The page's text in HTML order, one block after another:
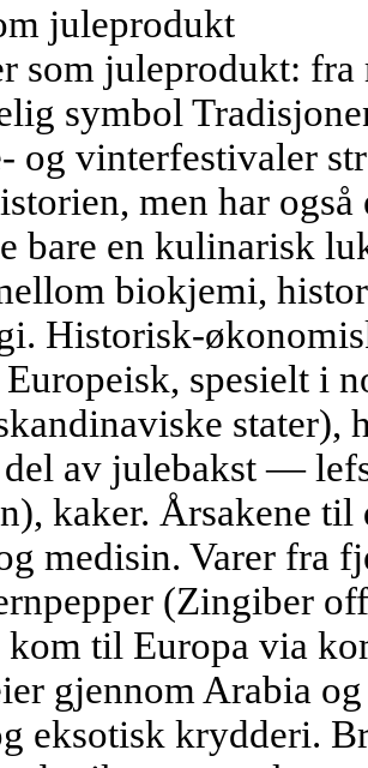
juleprodukt
som juleprodukt:
symbol
og vinterfestivaler
men har
bare en kulinarisk
biokjemi,
Historisk-
spesielt i
stater),
av julebakst —
kaker. Årsakene
medisin. Varer fra
(Zingiber
kom til Europa via
gjennom Arabia
eksotisk krydderi.